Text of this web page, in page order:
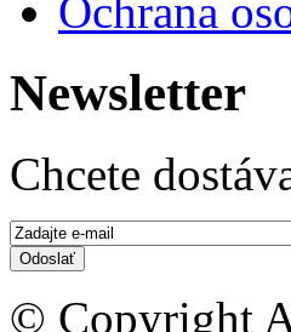
Ochrana
Newsletter
Chcete
E-mail*
© Copyright